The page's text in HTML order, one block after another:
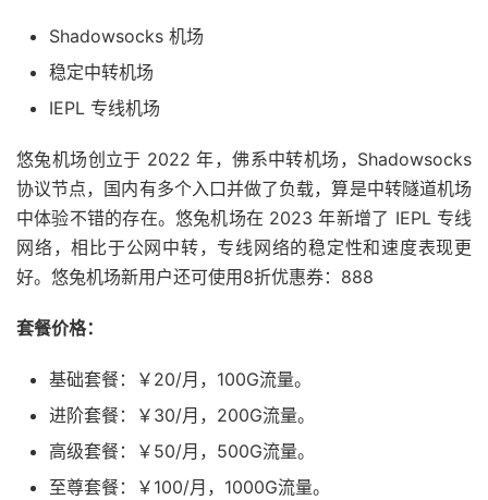
Shadowsocks 机场
稳定中转机场
IEPL 专线机场
悠兔机场创立于 2022 年，佛系中转机场，Shadowsocks
协议节点，国内有多个入口并做了负载，算是中转隧道机场
中体验不错的存在。悠兔机场在 2023 年新增了 IEPL 专线
网络，相比于公网中转，专线网络的稳定性和速度表现更
好。悠兔机场新用户还可使用8折优惠券：888
套餐价格：
基础套餐：￥20/月，100G流量。
进阶套餐：￥30/月，200G流量。
高级套餐：￥50/月，500G流量。
至尊套餐：￥100/月，1000G流量。